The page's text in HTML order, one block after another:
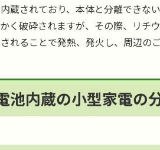
蔵されており、本体と分離できな
く破砕されますが、その際、リチ
れることで発熱、発火し、周辺の
池内蔵の小型家電の